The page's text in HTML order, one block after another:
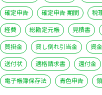
確定申告
確定申告 期間 税
経費
総勘定元帳 見積書
買掛金
貸し倒れ引当金 資
送付状
適格請求書 還付金
電子帳簿保存法
青色申告